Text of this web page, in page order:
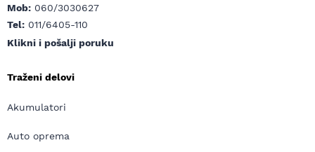
Mob: 060/3030627
Tel: 011/6405-110
Klikni i pošalji poruku
Traženi delovi
Akumulatori
Auto oprema